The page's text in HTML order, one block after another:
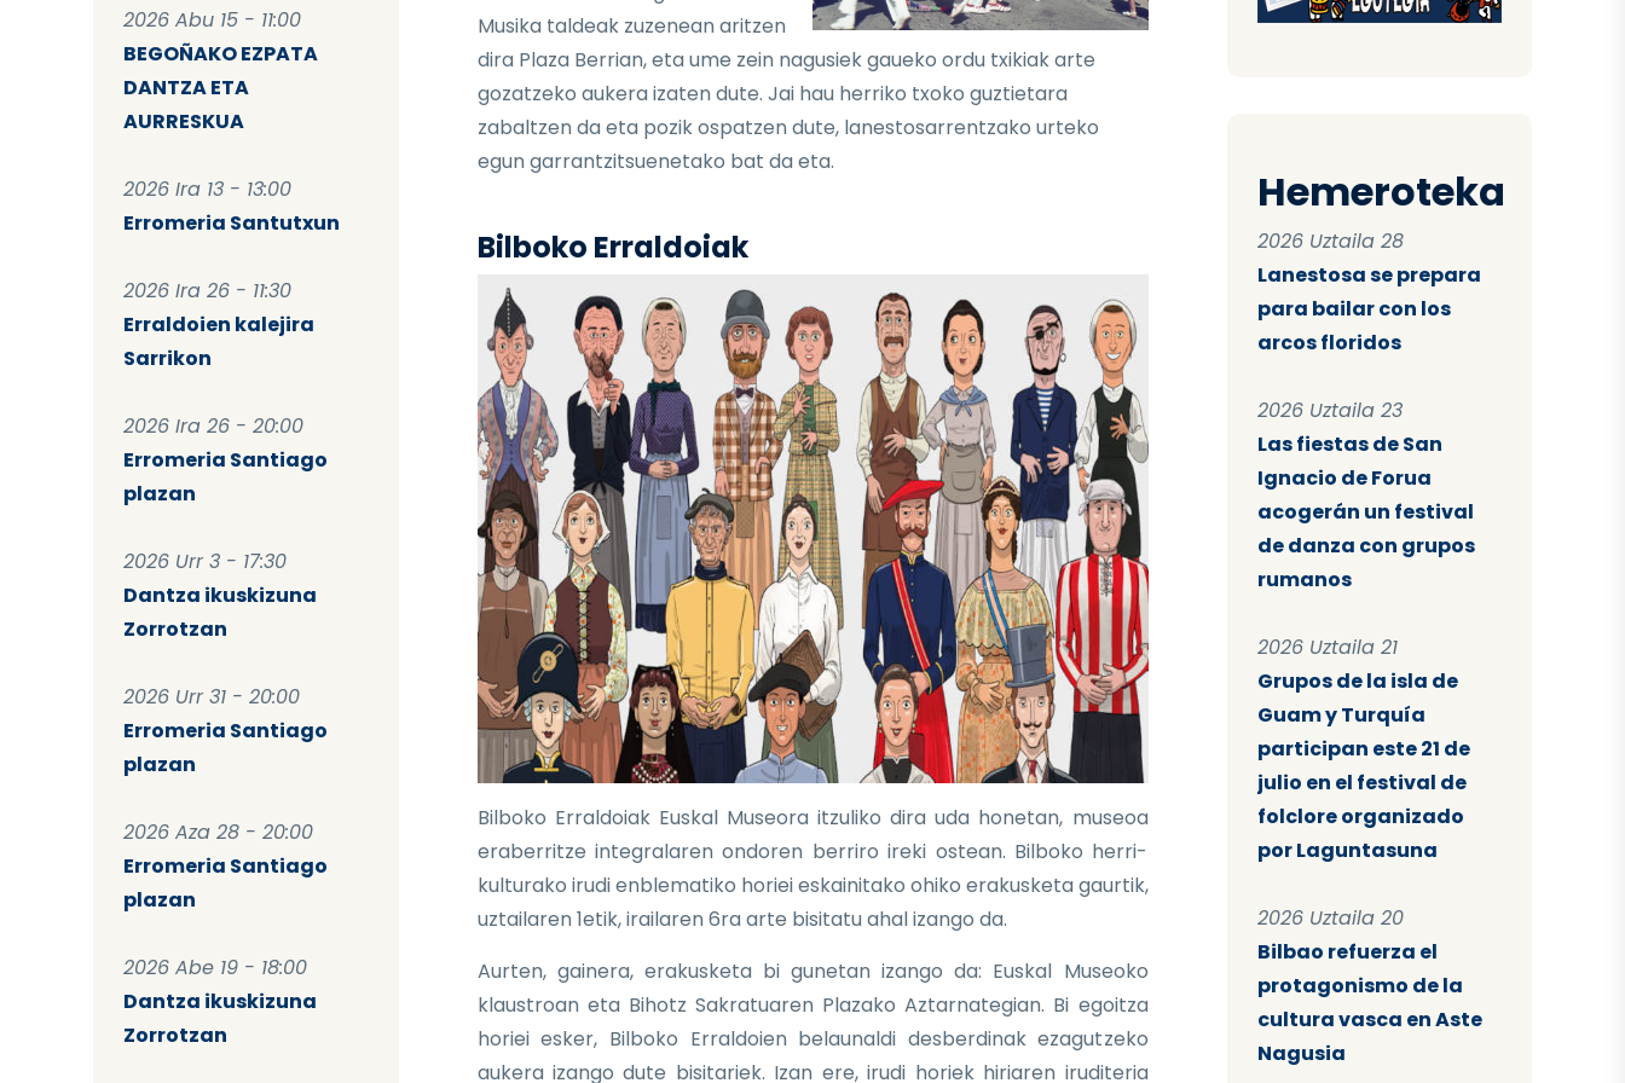
2026 Abu 15 - 11:00
BEGOÑAKO EZPATA
DANTZA ETA
AURRESKUA
2026 Ira 13 - 13:00
Erromeria Santutxun
2026 Ira 26 - 11:30
Erraldoien kalejira
Sarrikon
2026 Ira 26 - 20:00
Erromeria Santiago
plazan
2026 Urr 3 - 17:30
Dantza ikuskizuna
Zorrotzan
2026 Urr 31 - 20:00
Erromeria Santiago
plazan
2026 Aza 28 - 20:00
Erromeria Santiago
plazan
2026 Abe 19 - 18:00
Dantza ikuskizuna
Zorrotzan
Musika taldeak zuzenean aritzen
dira Plaza Berrian, eta ume zein nagusiek gaueko ordu txikiak arte
gozatzeko aukera izaten dute. Jai hau herriko txoko guztietara
zabaltzen da eta pozik ospatzen dute, lanestosarrentzako urteko
egun garrantzitsuenetako bat da eta.
Bilboko Erraldoiak
Bilboko Erraldoiak Euskal Museora itzuliko dira uda honetan, museoa
eraberritze integralaren ondoren berriro ireki ostean. Bilboko herri-
kulturako irudi enblematiko horiei eskainitako ohiko erakusketa gaurtik,
uztailaren 1etik, irailaren 6ra arte bisitatu ahal izango da.
Aurten, gainera, erakusketa bi gunetan izango da: Euskal Museoko
klaustroan eta Bihotz Sakratuaren Plazako Aztarnategian. Bi egoitza
horiei esker, Bilboko Erraldoien belaunaldi desberdinak ezagutzeko
aukera izango dute bisitariek. Izan ere, irudi horiek hiriaren iruditeria
Hemeroteka
2026 Uztaila 28
Lanestosa se prepara
para bailar con los
arcos floridos
2026 Uztaila 23
Las fiestas de San
Ignacio de Forua
acogerán un festival
de danza con grupos
rumanos
2026 Uztaila 21
Grupos de la isla de
Guam y Turquía
participan este 21 de
julio en el festival de
folclore organizado
por Laguntasuna
2026 Uztaila 20
Bilbao refuerza el
protagonismo de la
cultura vasca en Aste
Nagusia